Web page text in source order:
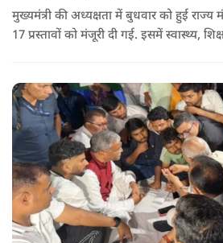
मुख्यमंत्री की अध्यक्षता में बुधवार को हुई
17 प्रस्तावों को मंजूरी दी गई. इसमें स्वास्थ्य,